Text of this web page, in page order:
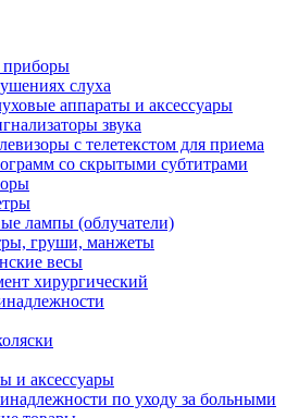
слуха
аппараты и аксессуары
звука
с телетекстом для приема
со скрытыми субтитрами
лампы (облучатели)
груши, манжеты
весы
хирургический
и аксессуары
по уходу за больными